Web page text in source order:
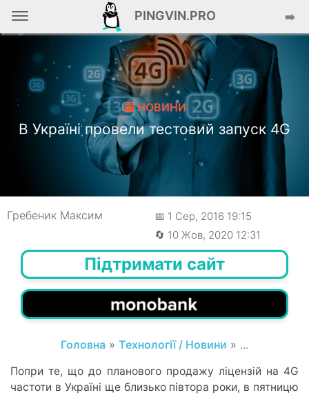
PINGVIN.PRO ➡️
📰 НОВИНИ
В Україні провели тестовий запуск 4G
Гребеник Максим
📅 1 Сер, 2016 19:15
🔄 10 Жов, 2020 12:31
Підтримати сайт
Головна » Технології / Новини » ...
Попри те, що до планового продажу ліцензій на 4G
частоти в Україні ще близько півтора роки, в пятницю